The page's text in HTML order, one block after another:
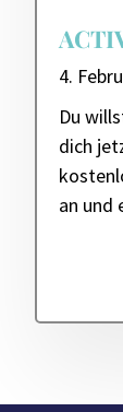
4.
Du
dich
an